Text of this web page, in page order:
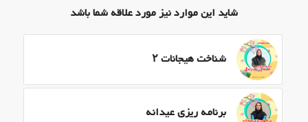
شاید این موارد نیز مورد علاقه شما باشد
شناخت هیجانات ۲
برنامه ریزی عیدانه